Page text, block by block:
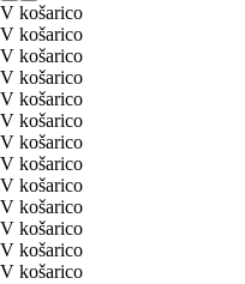
V košarico
V košarico
V košarico
V košarico
V košarico
V košarico
V košarico
V košarico
V košarico
V košarico
V košarico
V košarico
V košarico